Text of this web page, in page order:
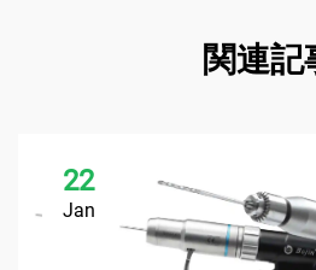
関連記
22
Jan